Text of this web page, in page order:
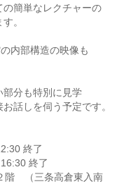
簡単なレクチャーの
。
内部構造の映像も
部分も特別に見学
話しを伺う予定です。
終了
終了
階 （三条高倉東入南